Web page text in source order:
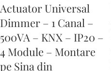
Actuator Universal
Dimmer – 1 Canal –
500VA – KNX – IP20 –
4 Module – Montare
pe Sina din